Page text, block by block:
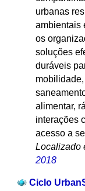
urbanas
ambientais
os
soluções
duráveis
alimentar,
interações
acesso a
Localizado
2018
Ciclo